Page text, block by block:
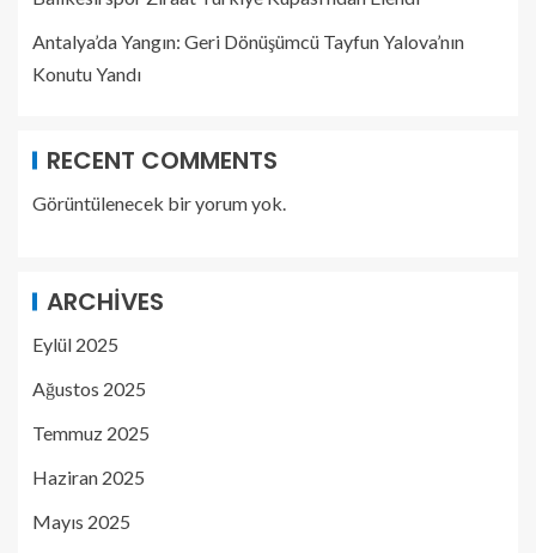
Antalya’da Yangın: Geri Dönüşümcü Tayfun Yalova’nın
Konutu Yandı
RECENT COMMENTS
Görüntülenecek bir yorum yok.
ARCHIVES
Eylül 2025
Ağustos 2025
Temmuz 2025
Haziran 2025
Mayıs 2025